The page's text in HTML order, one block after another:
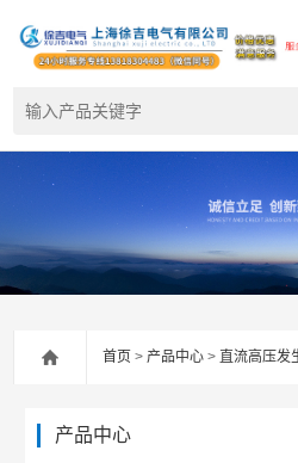
首页 >产品中心 > 直流高压发
产品中心